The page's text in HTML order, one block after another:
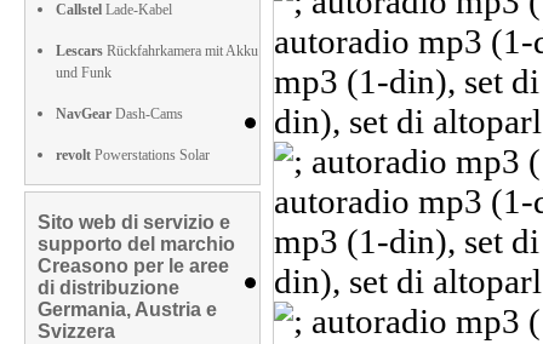
Callstel Lade-Kabel
Lescars Rückfahrkamera mit Akku
und Funk
NavGear Dash-Cams
revolt Powerstations Solar
Sito web di servizio e
supporto del marchio
Creasono per le aree
di distribuzione
Germania, Austria e
Svizzera